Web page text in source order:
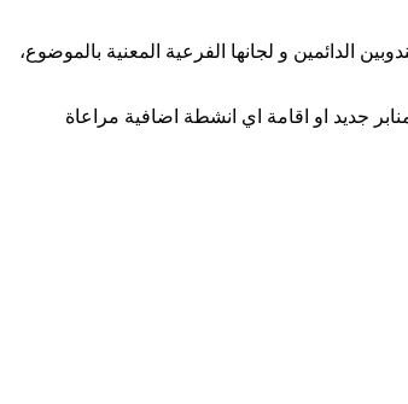
الدائمين و لجانها الفرعية المعنية بالموضوع،
جديد او اقامة اي انشطة اضافية مراعاة